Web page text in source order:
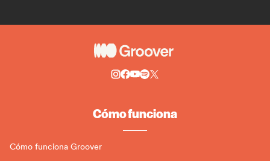
Cómo funciona
Cómo funciona Groover